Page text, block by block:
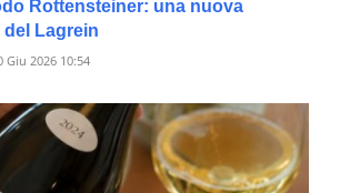
Rottensteiner: una nuova
Lagrein
Giu 2026 10:54